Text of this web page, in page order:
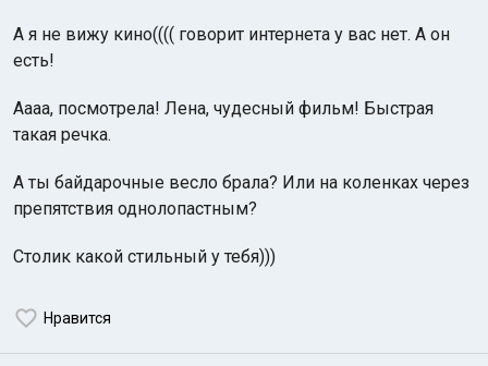
А я не вижу кино(((( говорит интернета у вас нет. А он
есть!
Аааа, посмотрела! Лена, чудесный фильм! Быстрая
такая речка.
А ты байдарочные весло брала? Или на коленках через
препятствия однолопастным?
Столик какой стильный у тебя)))
Нравится